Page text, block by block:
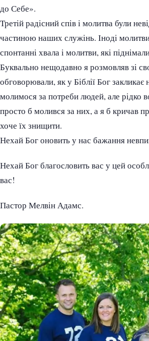
до Себе».
Третій радісний спів і молитва були
частиною наших служінь. Іноді
спонтанні хвала і молитви, які
Буквально нещодавно я розмовляв зі
обговорювали, як у Біблії Бог
молимося за потреби людей, але рідко
просто б молився за них, а я б кричав
хоче їх знищити.
Нехай Бог оновить у нас бажання
Нехай Бог благословить вас у цей
вас!
Пастор Мелвін Адамс.